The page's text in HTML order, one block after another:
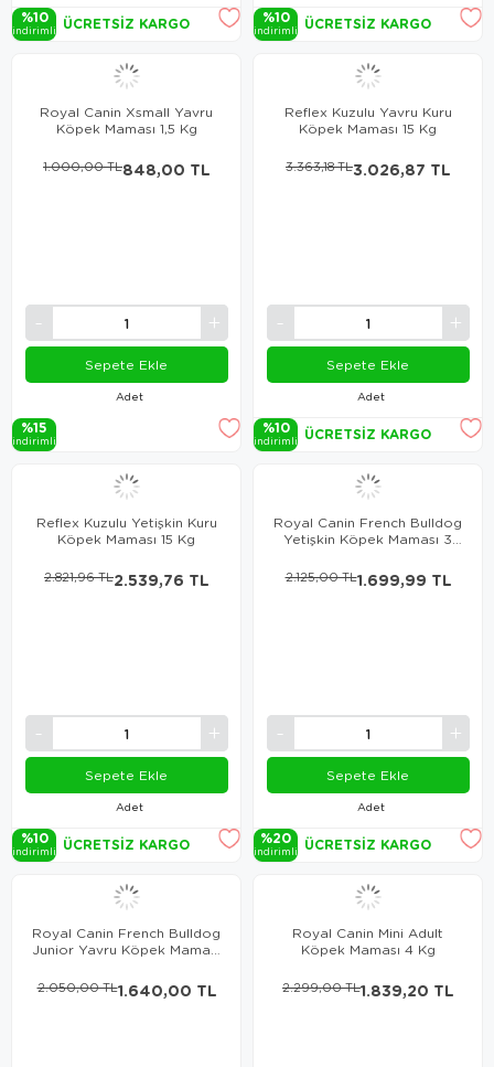
%10
i̇ndi̇ri̇mli̇ ÜCRETSIZ KARGO %10
i̇ndi̇ri̇mli̇ ÜCRETSIZ KARGO
Royal Canin Xsmall Yavru
Köpek Maması 1,5 Kg
Adet
848,00 TL
1.000,00 TL
Sepete Ekle
%15
i̇ndi̇ri̇mli̇
Reflex Kuzulu Yavru Kuru
Köpek Maması 15 Kg
Adet
3.026,87 TL
3.363,18 TL
Sepete Ekle
%10
i̇ndi̇ri̇mli̇ ÜCRETSIZ KARGO
Reflex Kuzulu Yetişkin Kuru
Köpek Maması 15 Kg
Adet
2.539,76 TL
2.821,96 TL
Sepete Ekle
%10
i̇ndi̇ri̇mli̇ ÜCRETSIZ KARGO
Royal Canin French Bulldog
Yetişkin Köpek Maması 3
Adet
1.699,99 TL
2.125,00 TL
Sepete Ekle
%20
i̇ndi̇ri̇mli̇ ÜCRETSIZ KARGO
Royal Canin French Bulldog
Junior Yavru Köpek Maması
1.640,00 TL
2.050,00 TL
Royal Canin Mini Adult
Köpek Maması 4 Kg
1.839,20 TL
2.299,00 TL